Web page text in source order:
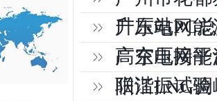
升压站PC
广东电网能
高空压接平
广东电网
联谐振试验
阳江LNG